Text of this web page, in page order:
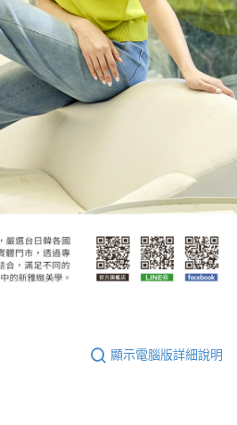
顯示電腦版詳細說明